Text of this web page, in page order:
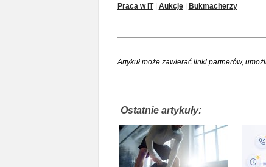
Praca w IT| Aukcje| Bukmacherzy
Artykuł może zawierać linki partnerów,
Ostatnie artykuły: